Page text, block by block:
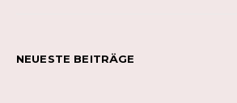
NEUESTE BEITRÄGE